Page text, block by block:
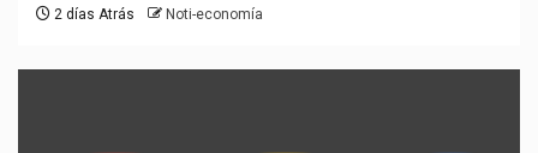
2 días Atrás Noti-economía